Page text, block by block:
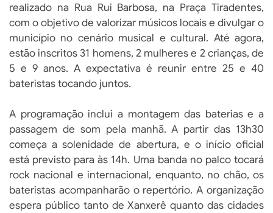
realizado na Rua Rui Barbosa, na Praça Tiradentes,
com o objetivo de valorizar músicos locais e divulgar o
município no cenário musical e cultural. Até agora,
estão inscritos 31 homens, 2 mulheres e 2 crianças, de
5 e 9 anos. A expectativa é reunir entre 25 e 40
bateristas tocando juntos.
A programação inclui a montagem das baterias e a
passagem de som pela manhã. A partir das 13h30
começa a solenidade de abertura, e o início oficial
está previsto para às 14h. Uma banda no palco tocará
rock nacional e internacional, enquanto, no chão, os
bateristas acompanharão o repertório. A organização
espera público tanto de Xanxerê quanto das cidades